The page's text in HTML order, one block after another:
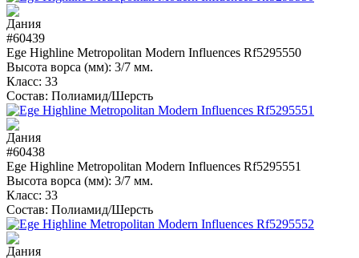
#60439
Ege Highline Metropolitan Modern Influences Rf5295550
Высота ворса (мм): 3/7 мм.
Класс: 33
Состав: Полиамид/Шерсть
#60438
Ege Highline Metropolitan Modern Influences Rf5295551
Высота ворса (мм): 3/7 мм.
Класс: 33
Состав: Полиамид/Шерсть